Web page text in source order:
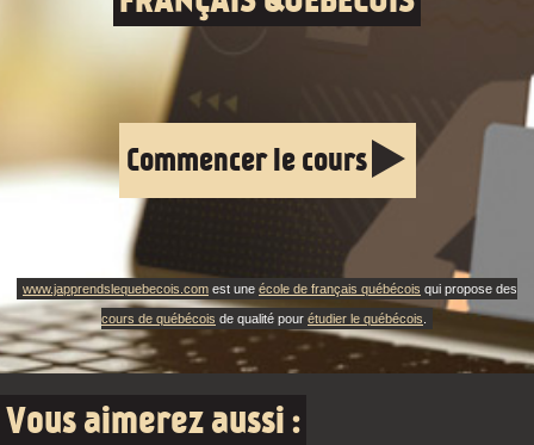
Commencer le cours
www.japprendslequebecois.com est une école de français québécois qui propose des
cours de québécois de qualité pour étudier le québécois
Vous aimerez aussi :